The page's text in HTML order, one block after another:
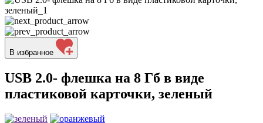
В избранное
USB 2.0- флешка на 8 Гб в виде
пластиковой карточки, зеленый